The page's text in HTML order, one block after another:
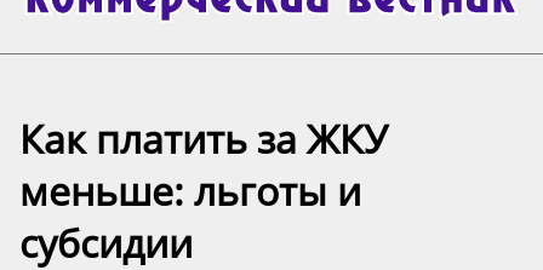
Как платить за ЖКУ
меньше: льготы и
субсидии